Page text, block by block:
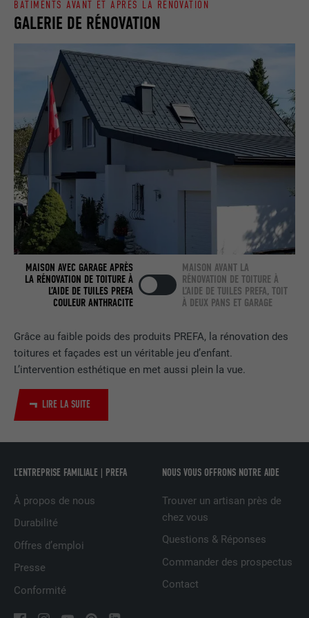
Grâce au faible poids des produits PREFA, la rénovation des
toitures et façades est un véritable jeu d’enfant.
L’intervention esthétique en met aussi plein la vue.
LIRE LA SUITE
GALERIE DE RÉNOVATION
BÂTIMENTS AVANT ET APRÈS LA RÉNOVATION
MAISON AVEC GARAGE APRÈS
LA RÉNOVATION DE TOITURE À
L’AIDE DE TUILES PREFA
COULEUR ANTHRACITE
MAISON AVANT LA
RÉNOVATION DE TOITURE À
L’AIDE DE TUILES PREFA, TOIT
À DEUX PANS ET GARAGE
L’ENTREPRISE FAMILIALE | PREFA
À propos de nous
Durabilité
Offres d’emploi
Presse
Conformité
NOUS VOUS OFFRONS NOTRE AIDE
Trouver un artisan près de
chez vous
Questions & Réponses
Commander des prospectus
Contact
UTILITÉ
Utilisé par LinkedIn lorsqu'un site
Internet contient une fenêtre « Suivez-
NOM bcookie
FOURNISSEUR LinkedIn
EXPIRATION 2 ans
UTILITÉ
LinkedIn pour suivre l'utilisation de
NOM bscookie
FOURNISSEUR LinkedIn
Utilisé par le service de réseau social
LinkedIn pour suivre l'utilisation de
services intégrés
NOM
UTILITÉ
Est utilisé pour suivre l'utilisateur sur
la publicité adaptée aux préférences de